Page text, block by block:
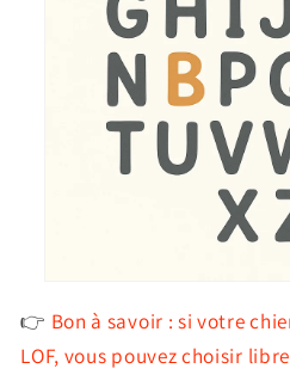
👉 Bon à savoir : si votre
LOF, vous pouvez choisir